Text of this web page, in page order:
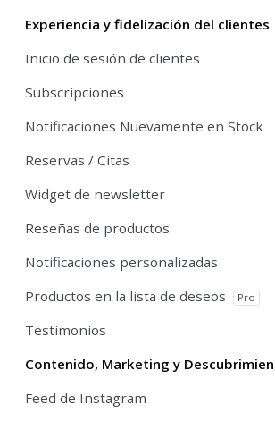
Experiencia y fidelización del clientes
Inicio de sesión de clientes
Subscripciones
Notificaciones Nuevamente en Stock
Reservas / Citas
Widget de newsletter
Reseñas de productos
Notificaciones personalizadas
Productos en la lista de deseos
Pro
Testimonios
Contenido, Marketing y
Feed de Instagram